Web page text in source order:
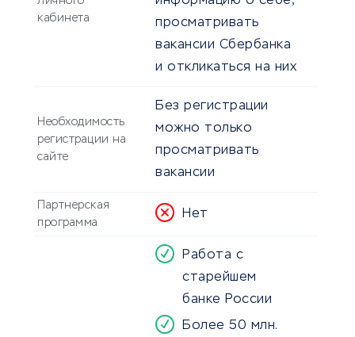
кабинета
просматривать
вакансии Сбербанка
и откликаться на них
Необходимость
регистрации на
сайте
Без регистрации
можно только
просматривать
вакансии
Партнерская
программа
Нет
Работа с
старейшем
банке России
Более 50 млн.